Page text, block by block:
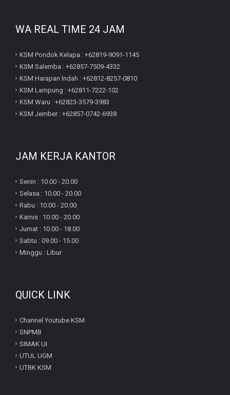
WA REAL TIME 24 JAM
KSM Pondok Kelapa : +62819-9091-1145
KSM Salemba : +62857-7509-4332
KSM Harapan Indah : +62812-8257-0810
KSM Lampung : +62811-7222-102
KSM Waru : +62823-3579-3983
KSM Jember : +62857-0742-6938
JAM KERJA KANTOR
Senin : 10.00 - 20.00
Selasa : 10.00 - 20.00
Rabu : 10.00 - 20.00
Kamis : 10.00 - 20.00
Jumat : 10.00 - 18.00
Sabtu : 09.00 - 15.00
Minggu : Libur
QUICK LINK
Channel Youtube KSM
SNPMB
SIMAK UI
UTUL UGM
UTBK KSM